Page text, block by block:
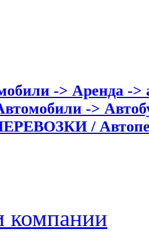
-> Аренда ->
->
/
компании